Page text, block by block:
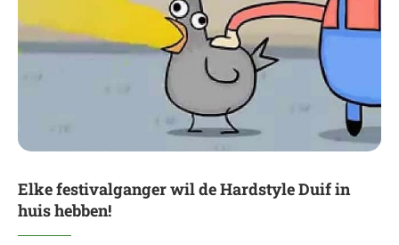
Elke festivalganger wil de Hardstyle Duif in
huis hebben!